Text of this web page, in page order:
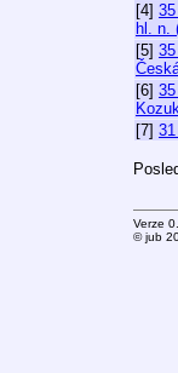
[4]
hl. n.
[5]
[6]
[7]
Verze
© jub